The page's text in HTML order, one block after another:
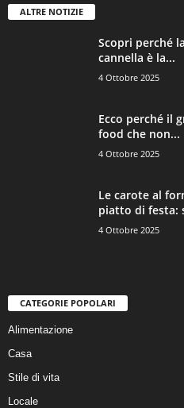
ALTRE NOTIZIE
Scopri perché
cannella è la...
4 Ottobre 2025
Ecco perché il
food che non...
4 Ottobre 2025
Le carote al
piatto di festa:
4 Ottobre 2025
CATEGORIE POPOLARI
Alimentazione
Casa
Stile di vita
Locale